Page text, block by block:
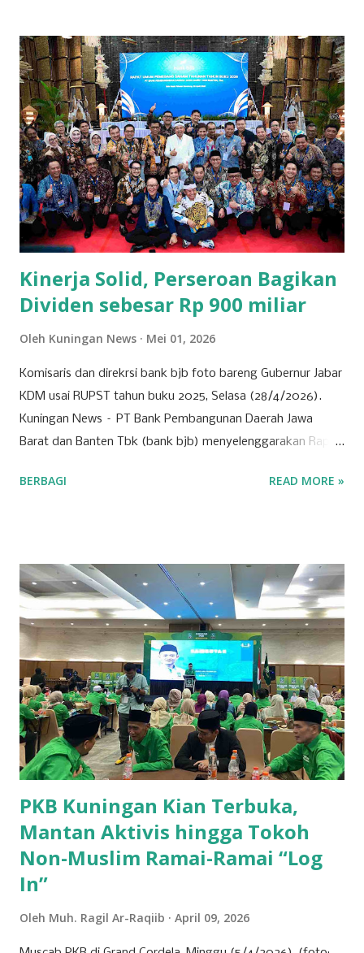
sehari-hari. Para pengusaha yang sukses di sektor ini
berhasil mengelola jaringan ritel yang luas dan berkontribusi
signifikan terhadap roda perekonomian daerah.
Keberhasilan mereka tak lepas dari strategi bisnis yang
tepat dan kemampuan menyesuaikan diri dengan
kebutuhan pasar yang dinamis. Selain ritel, sektor properti
dan konstruksi juga menjadi pilar penting bagi
perekonomian Kuningan. Beberapa perusahaan besar di
bidang ini terlibat dalam pembangunan infrastruktur yang
tidak hanya bermanfaat bagi daerah, tetapi...
Kinerja Solid, Perseroan Bagikan
Dividen sebesar Rp 900 miliar
Oleh Kuningan News Mei 01, 2026
Komisaris dan direkrsi bank bjb foto bareng Gubernur Jabar
KDM usai RUPST tahun buku 2025, Selasa (28/4/2026).
Kuningan News – PT Bank Pembangunan Daerah Jawa
Barat dan Banten Tbk (bank bjb) menyelenggarakan Rapat
2025 pada Selasa (28/4/2026). Rapat berlangsung secara
yang mengedepankan prinsip tata kelola perusahaan yang
baik, bank bjb mengundang seluruh pemegang saham
untuk turut serta dalam forum strategis ini. RUPST menjadi
wadah penting dalam proses pengambilan keputusan yang
berdampak langsung pada arah dan pertumbuhan
perusahaan ke depan. Tujuh agenda utama telah disusun
untuk dibahas dan diputuskan dalam RUPST kali ini.
Agenda-agenda tersebut disusun berdasarkan peraturan
perundang-undangan, usulan pemegang saham utama,
serta kepentingan strategis korporasi dalam men...
BERBAGI READ MORE »
PKB Kuningan Kian Terbuka,
Mantan Aktivis hingga Tokoh
Non-Muslim Ramai-Ramai “Log
In”
Oleh Muh. Ragil Ar-Raqiib April 09, 2026